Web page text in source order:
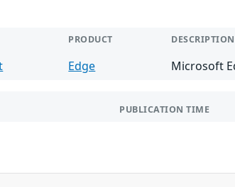
PRODUCT DESCRIPTION
Edge Microsoft
PUBLICATION TIME